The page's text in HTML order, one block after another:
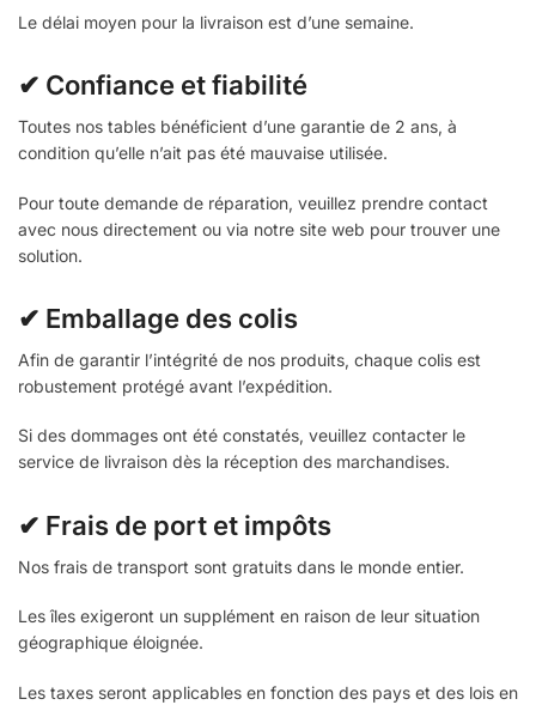
Le délai moyen pour la livraison est d’une semaine.
✔ Confiance et fiabilité
Toutes nos tables bénéficient d’une garantie de 2 ans, à
condition qu’elle n’ait pas été mauvaise utilisée.
Pour toute demande de réparation, veuillez prendre contact
avec nous directement ou via notre site web pour trouver une
solution.
✔ Emballage des colis
Afin de garantir l’intégrité de nos produits, chaque colis est
robustement protégé avant l’expédition.
Si des dommages ont été constatés, veuillez contacter le
service de livraison dès la réception des marchandises.
✔ Frais de port et impôts
Nos frais de transport sont gratuits dans le monde entier.
Les îles exigeront un supplément en raison de leur situation
géographique éloignée.
Les taxes seront applicables en fonction des pays et des lois en